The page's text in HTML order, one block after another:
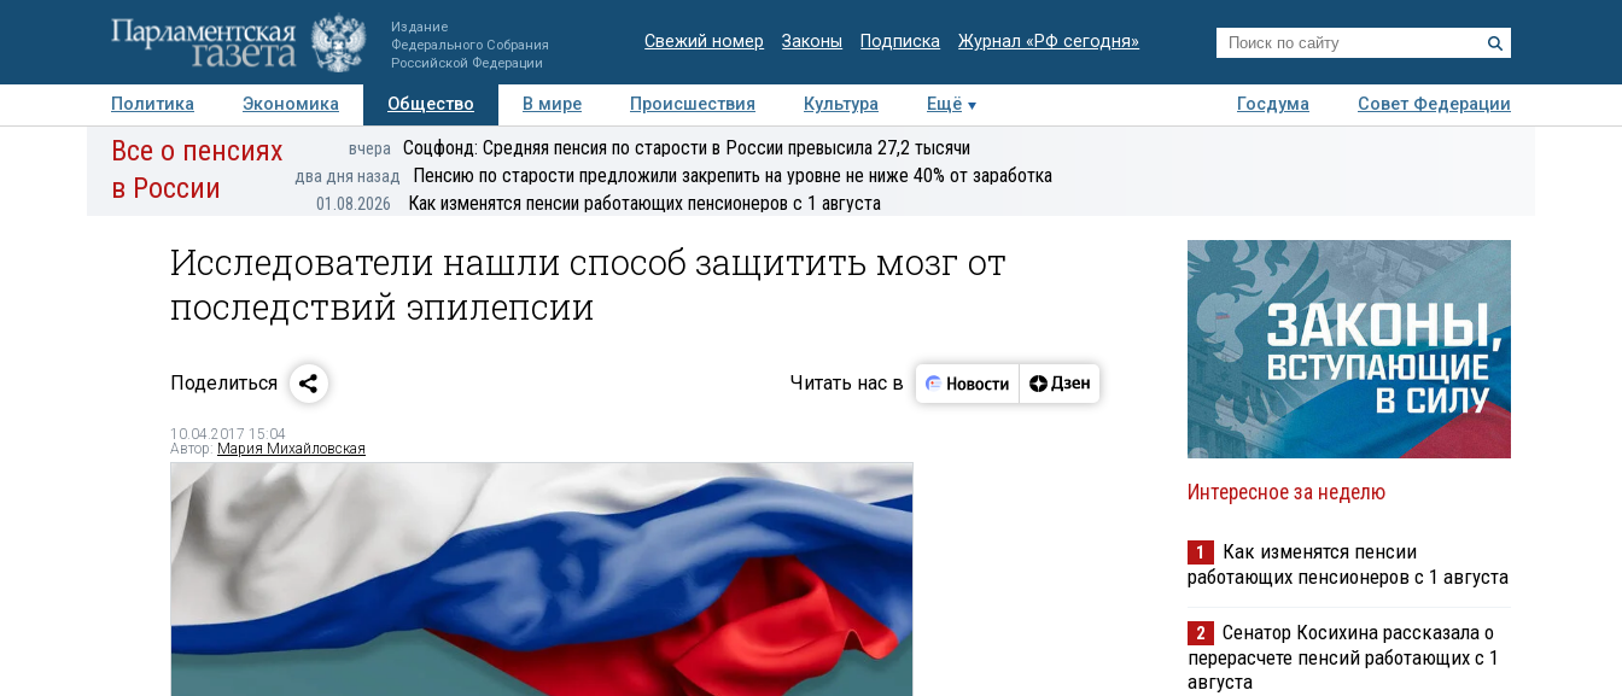
Издание
Федерального Собрания
Российской Федерации
Свежий номер Законы Подписка Журнал «РФ сегодня»
Политика Экономика Общество В мире Происшествия Культура Ещё Госдума
Совет Федерации
Авторы Персоны Мнения Регионы Медиацентр Интервью Колумнисты
экспертиза
Все о пенсиях
в России
вчера Соцфонд: Средняя пенсия по старости в России превысила 27,2 тысячи
два дня назад Пенсию по старости предложили закрепить на уровне не ниже 40% от заработка
01.08.2026 Как изменятся пенсии работающих пенсионеров с 1 августа
Исследователи нашли способ защитить мозг от
последствий эпилепсии
Поделиться Читать нас в
10.04.2017 15:04
Автор: Мария Михайловская
Интересное за неделю
1
Как изменятся пенсии
работающих пенсионеров с 1 августа
2
Сенатор Косихина рассказала о
перерасчете пенсий работающих с 1
августа